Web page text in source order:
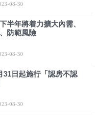
08-30
半年將着力擴大內需、
防範風險
08-30
31日起施行「認房不認
08-30